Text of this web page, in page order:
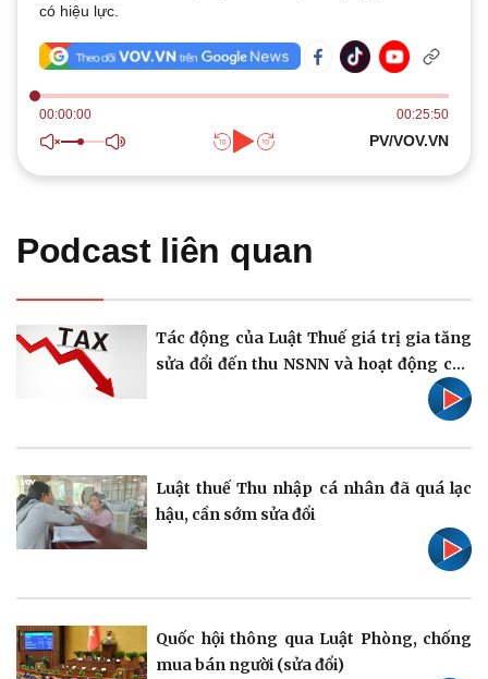
Kinh tế
Bất động sản
Khởi nghiệp
Giá vàng
Tin nóng
Quân sự - Quốc phòng
Việt Nam
Thể thao
Bóng đá
Ô tô
có hiệu lực.
00:00:00 00:25:50
PV/VOV.VN
Podcast liên quan
Tác động của Luật Thuế giá trị gia tăng
sửa đổi đến thu NSNN và hoạt động của
Luật thuế Thu nhập cá nhân đã quá lạc
hậu, cần sớm sửa đổi
Quốc hội thông qua Luật Phòng, chống
mua bán người (sửa đổi)